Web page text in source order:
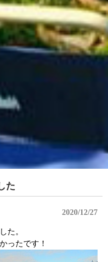
た
2020/12/27
た。
ったです！